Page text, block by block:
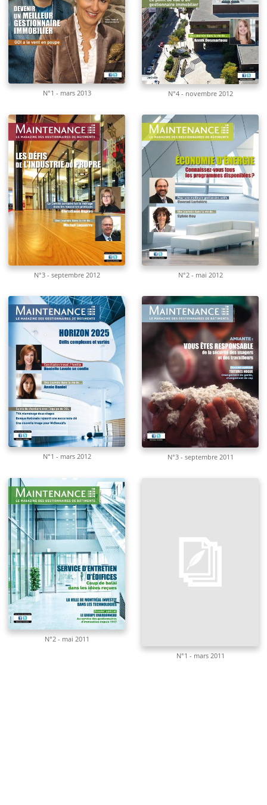
N°1 - mars 2013 N°4 - novembre 2012
N°3 - septembre 2012 N°2 - mai 2012
N°1 - mars 2012 N°3 - septembre 2011
N°2 - mai 2011
N°1 - mars 2011